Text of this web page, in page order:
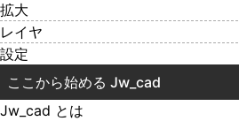
拡大
レイヤ
設定
ここから始める Jw_cad
Jw_cad とは